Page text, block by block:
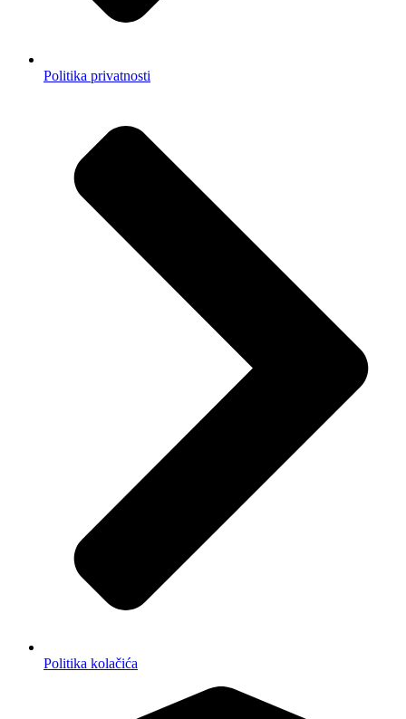
Politika privatnosti
Politika kolačića